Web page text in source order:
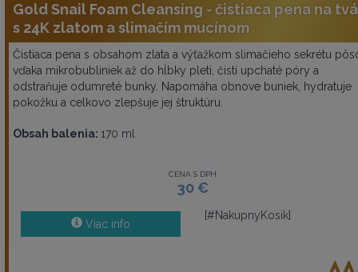
Gold Snail Foam Cleansing - čistiaca pena na
s 24K zlatom a slimačím mucínom
Čistiaca pena s obsahom zlata a výťažkom slimačieho sekrétu
vďaka mikrobubliniek až do hĺbky pleti, čistí upchaté póry a
odstraňuje odumreté bunky. Napomáha obnove buniek, hydratuje
pokožku a celkovo zlepšuje jej štruktúru.
Obsah balenia: 170 ml
CENA S DPH
30 €
Viac info
[#NakupnyKosik]